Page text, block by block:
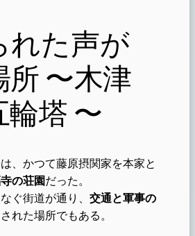
れた声が
所 〜木津
塔 〜
、かつて藤原摂関家を本家と
の荘園だった。
ぐ街道が通り、 交通と軍事の
れた場所でもある。